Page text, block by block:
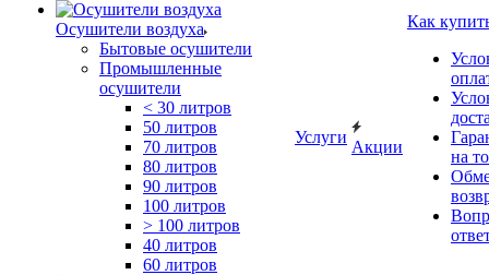
Осушители воздуха
Бытовые осушители
Промышленные
осушители
< 30 литров
50 литров
70 литров
80 литров
90 литров
100 литров
> 100 литров
40 литров
60 литров
Услуги
Акции
Как
на